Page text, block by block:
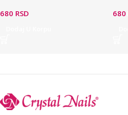
680 RSD
680